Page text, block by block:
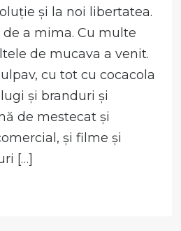
și la noi libertatea.
a mima. Cu multe
de mucava a venit.
cu tot cu cocacola
și branduri și
de mestecat și
și filme și
[…]